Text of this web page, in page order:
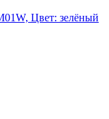
Цвет: зелёный